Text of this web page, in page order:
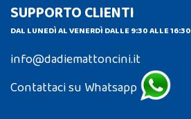
SUPPORTO CLIENTI
DAL LUNEDÌ AL VENERDÌ DALLE 9:30 ALLE 16:30
info@dadiemattoncini.it
Contattaci su Whatsapp